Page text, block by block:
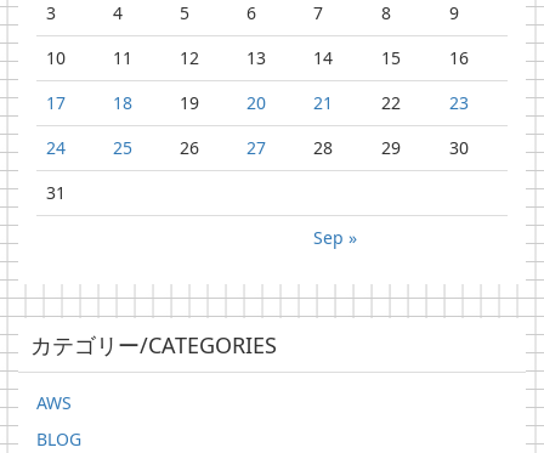
Sep »
3
4 5 6 7 8
9
10
11 12 13 14 15
16
17
18 19 20 21 22
23
24
25 26 27 28 29
30
31
カテゴリー/CATEGORIES
AWS
BLOG